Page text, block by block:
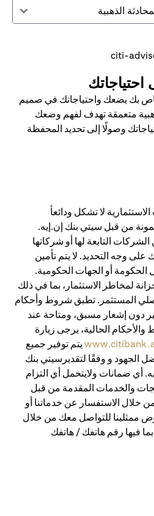
الذهبية
بك يضعك واحتياجاتك في صميم
متعمقة تهدف لفهم وضعك
وصولًا إلى تحديد المحفظة
لا تشكل ودائعأ
من قبل سيتي بنك إن.إيه.
التابعة لها أو شركاتها
وجه التحديد. لا يتم تأمين
الحكومة أو الجهات الحكومية.
لمخاطر الاستثمار، بما في ذلك
المستثمر. تطبق شروط وأحكام
دون إشعار مسبق، ومتاحة عند
الحالية، يرجى زيارة
يتم توفير جميع
و وفقًا لتقديرسيتي بنك
أي ضمانات ولايتحمل أي التزام
والخدمات المقدمة من قبل
خلال الاستفسار عن خدماتنا أو
ممثلينا للتواصل معك من خلال
فيها رقم هاتفك / هاتفك